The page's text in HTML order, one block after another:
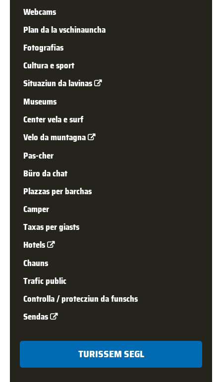
Web­cams
Plan da la vschinauncha
Fotografias
Cultura e sport
Situaziun da lavinas
Museums
Center vela e surf
Velo da muntagna
Pas-cher
Büro da chat
Plazzas per barchas
Cam­per
Taxas per giasts
Hotels
Chauns
Trafic public
Controlla / protecziun da funschs
Sendas
TURISSEM SEGL